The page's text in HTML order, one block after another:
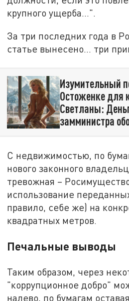
крупного ущерба...".
За три последних года в
статье вынесено… три
Изумительный
Остоженке для
Светланы:
замминистра
С недвижимостью, по
нового законного
тревожная –
использование
правило, себе же) на
квадратных метров.
Печальные выводы
Таким образом, через
"коррупционное добро"
налево, по бумагам